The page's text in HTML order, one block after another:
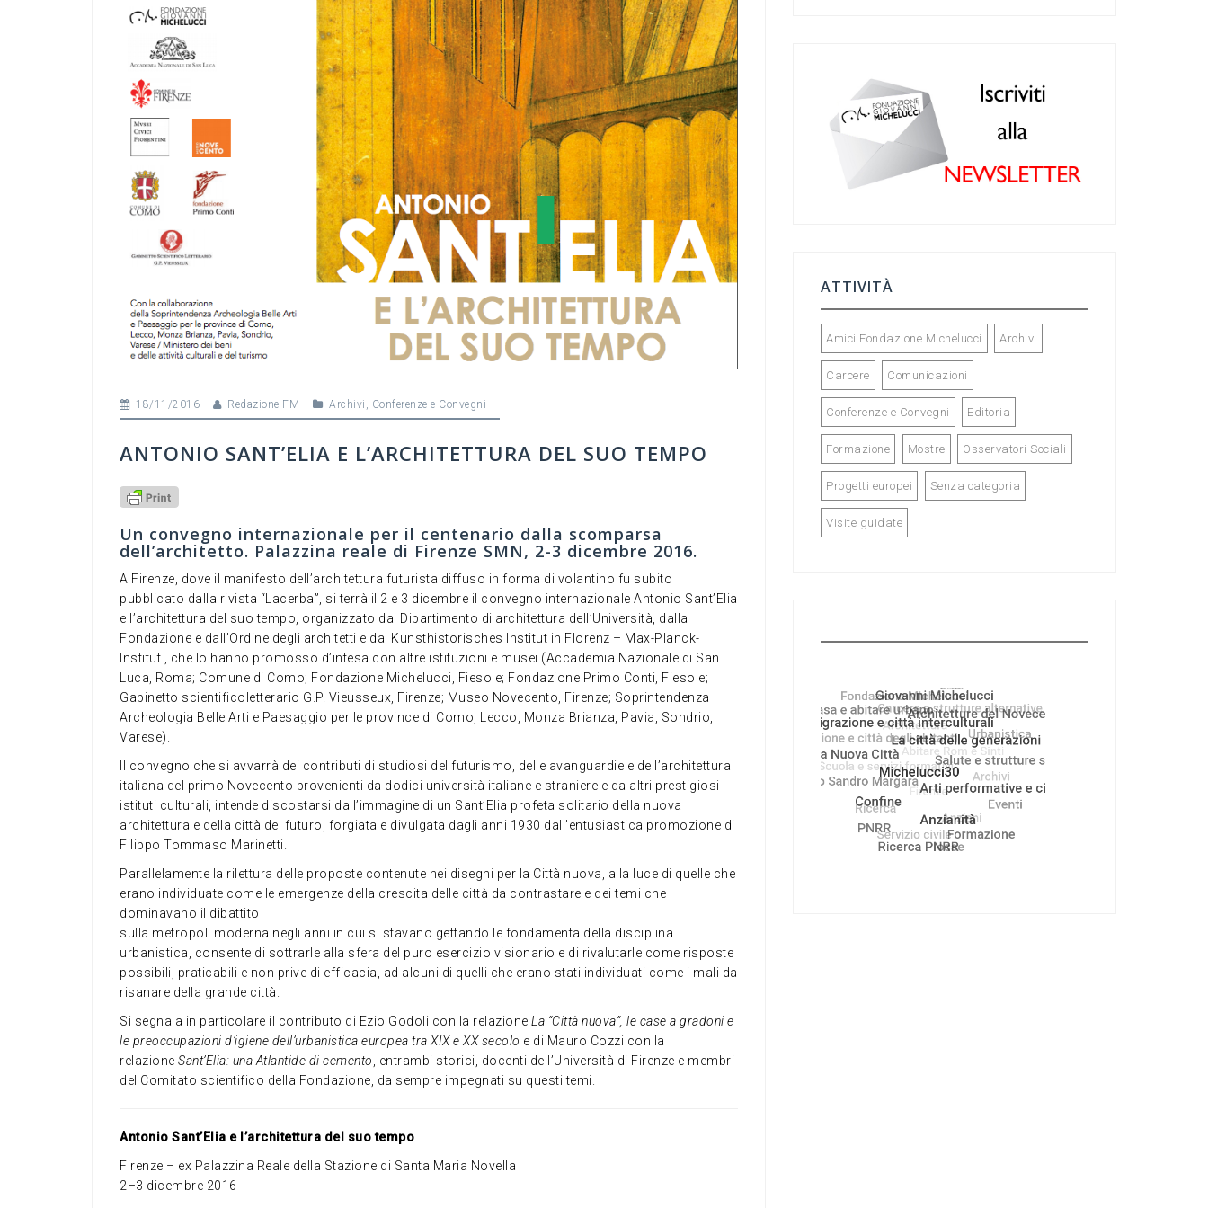
18/11/2016 Redazione FM Archivi Conferenze e Convegni
ANTONIO SANT’ELIA E L’ARCHITETTURA DEL SUO TEMPO
Un convegno internazionale per il centenario dalla scomparsa
dell’architetto. Palazzina reale di Firenze SMN, 2-3 dicembre 2016.
A Firenze, dove il manifesto dell’architettura futurista diffuso in forma di volantino fu subito
pubblicato dalla rivista “Lacerba”, si terrà il 2 e 3 dicembre il convegno internazionale Antonio Sant’Elia
e l’architettura del suo tempo, organizzato dal Dipartimento di architettura dell’Università, dalla
Fondazione e dall’Ordine degli architetti e dal Kunsthistorisches Institut in Florenz – Max-Planck-
Institut , che lo hanno promosso d’intesa con altre istituzioni e musei (Accademia Nazionale di San
Luca, Roma; Comune di Como; Fondazione Michelucci, Fiesole; Fondazione Primo Conti, Fiesole;
Gabinetto scientificoletterario G.P. Vieusseux, Firenze; Museo Novecento, Firenze; Soprintendenza
Archeologia Belle Arti e Paesaggio per le province di Como, Lecco, Monza Brianza, Pavia, Sondrio,
Varese).
Il convegno che si avvarrà dei contributi di studiosi del futurismo, delle avanguardie e dell’architettura
italiana del primo Novecento provenienti da dodici università italiane e straniere e da altri prestigiosi
istituti culturali, intende discostarsi dall’immagine di un Sant’Elia profeta solitario della nuova
architettura e della città del futuro, forgiata e divulgata dagli anni 1930 dall’entusiastica promozione di
Filippo Tommaso Marinetti.
Parallelamente la rilettura delle proposte contenute nei disegni per la Città nuova, alla luce di quelle che
erano individuate come le emergenze della crescita delle città da contrastare e dei temi che
dominavano il dibattito
sulla metropoli moderna negli anni in cui si stavano gettando le fondamenta della disciplina
urbanistica, consente di sottrarle alla sfera del puro esercizio visionario e di rivalutarle come risposte
possibili, praticabili e non prive di efficacia, ad alcuni di quelli che erano stati individuati come i mali da
risanare della grande città.
Si segnala in particolare il contributo di Ezio Godoli con la relazione La “Città nuova”, le case a gradoni e
le preoccupazioni d’igiene dell’urbanistica europea tra XIX e XX secolo e di Mauro Cozzi con la
relazione Sant’Elia: una Atlantide di cemento , entrambi storici, docenti dell’Università di Firenze e membri
del Comitato scientifico della Fondazione, da sempre impegnati su questi temi.
Antonio Sant’Elia e l’architettura del suo tempo
Firenze – ex Palazzina Reale della Stazione di Santa Maria Novella
2–3 dicembre 2016
b
o
o
a
m
n
ATTIVITÀ
Amici Fondazione Michelucci Archivi
Carcere Comunicazioni
Conferenze e Convegni Editoria
Formazione Mostre Osservatori Sociali
Progetti europei Senza categoria
Visite guidate